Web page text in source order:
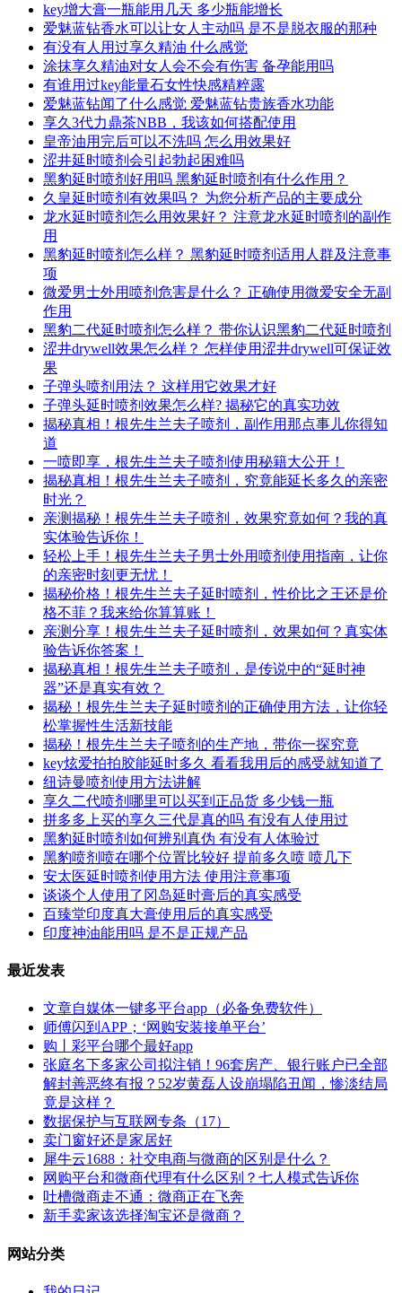
key增大膏一瓶能用几天 多少瓶能增长
爱魅蓝钻香水可以让女人主动吗 是不是脱衣服的那种
有没有人用过享久精油 什么感觉
涂抹享久精油对女人会不会有伤害 备孕能用吗
有谁用过key能量石女性快感精粹露
爱魅蓝钻闻了什么感觉 爱魅蓝钻贵族香水功能
享久3代力鼎茶NBB，我该如何搭配使用
皇帝油用完后可以不洗吗 怎么用效果好
涩井延时喷剂会引起勃起困难吗
黑豹延时喷剂好用吗 黑豹延时喷剂有什么作用？
久皇延时喷剂有效果吗？ 为您分析产品的主要成分
龙水延时喷剂怎么用效果好？ 注意龙水延时喷剂的副作
用
黑豹延时喷剂怎么样？ 黑豹延时喷剂适用人群及注意事
项
微爱男士外用喷剂危害是什么？ 正确使用微爱安全无副
作用
黑豹二代延时喷剂怎么样？ 带你认识黑豹二代延时喷剂
涩井drywell效果怎么样？ 怎样使用涩井drywell可保证效
果
子弹头喷剂用法？ 这样用它效果才好
子弹头延时喷剂效果怎么样? 揭秘它的真实功效
揭秘真相！根先生兰夫子喷剂，副作用那点事儿你得知
道
一喷即享，根先生兰夫子喷剂使用秘籍大公开！
揭秘真相！根先生兰夫子喷剂，究竟能延长多久的亲密
时光？
亲测揭秘！根先生兰夫子喷剂，效果究竟如何？我的真
实体验告诉你！
轻松上手！根先生兰夫子男士外用喷剂使用指南，让你
的亲密时刻更无忧！
揭秘价格！根先生兰夫子延时喷剂，性价比之王还是价
格不菲？我来给你算算账！
亲测分享！根先生兰夫子延时喷剂，效果如何？真实体
验告诉你答案！
揭秘真相！根先生兰夫子喷剂，是传说中的“延时神
器”还是真实有效？
揭秘！根先生兰夫子延时喷剂的正确使用方法，让你轻
松掌握性生活新技能
揭秘！根先生兰夫子喷剂的生产地，带你一探究竟
key炫爱拍拍胶能延时多久 看看我用后的感受就知道了
纽诗曼喷剂使用方法讲解
享久二代喷剂哪里可以买到正品货 多少钱一瓶
拼多多上买的享久三代是真的吗 有没有人使用过
黑豹延时喷剂如何辨别真伪 有没有人体验过
黑豹喷剂喷在哪个位置比较好 提前多久喷 喷几下
安太医延时喷剂使用方法 使用注意事项
谈谈个人使用了冈岛延时膏后的真实感受
百臻堂印度真大膏使用后的真实感受
印度神油能用吗 是不是正规产品
最近发表
文章自媒体一键多平台app（必备免费软件）
师傅闪到APP；‘网购安装接单平台’
购丨彩平台哪个最好app
张庭名下多家公司拟注销！96套房产、银行账户已全部
解封善恶终有报？52岁黄磊人设崩塌陷丑闻，惨淡结局
竟是这样？
数据保护与互联网专条（17）
卖门窗好还是家居好
犀牛云1688：社交电商与微商的区别是什么？
网购平台和微商代理有什么区别？七人模式告诉你
吐槽微商走不通：微商正在飞奔
新手卖家该选择淘宝还是微商？
网站分类